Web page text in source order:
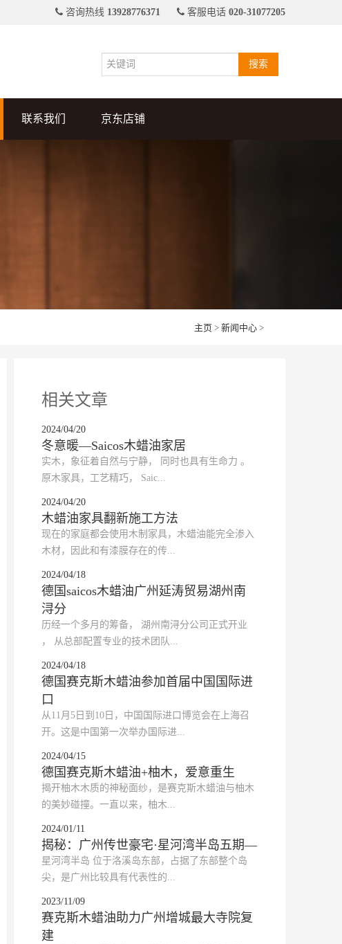
咨询热线 13928776371 客服电话 020-31077205
搜索
联系我们 京东店铺
主页 > 新闻中心 >
相关文章
2024/04/20
冬意暖—Saicos木蜡油家居
​实木，象征着自然与宁静， 同时也具有生命力 。
原木家具，工艺精巧， Saic...
2024/04/20
木蜡油家具翻新施工方法
​现在的家庭都会使用木制家具，木蜡油能完全渗入
木材，因此和有漆膜存在的传...
2024/04/18
德国saicos木蜡油广州延涛贸易湖州南
浔分
​历经一个多月的筹备， 湖州南浔分公司正式开业
， 从总部配置专业的技术团队...
2024/04/18
德国赛克斯木蜡油参加首届中国国际进
口
​从11月5日到10日，中国国际进口博览会在上海召
开。这是中国第一次举办国际进...
2024/04/15
德国赛克斯木蜡油+柚木，爱意重生
​揭开柚木木质的神秘面纱，是赛克斯木蜡油与柚木
的美妙碰撞。一直以来，柚木...
2024/01/11
揭秘：广州传世豪宅·星河湾半岛五期—
​星河湾半岛 位于洛溪岛东部，占据了东部整个岛
尖，是广州比较具有代表性的...
2023/11/09
赛克斯木蜡油助力广州增城最大寺院复
建